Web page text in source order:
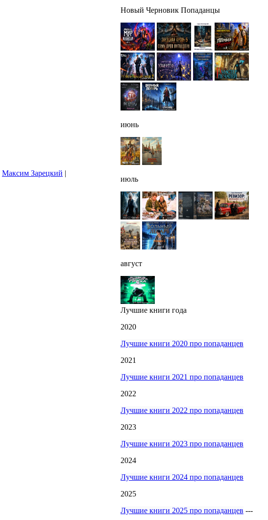
Максим Зарецкий |
Новый Черновик Попаданцы
июнь
июль
август
Лучшие книги года
2020
Лучшие книги 2020 про попаданцев
2021
Лучшие книги 2021 про попаданцев
2022
Лучшие книги 2022 про попаданцев
2023
Лучшие книги 2023 про попаданцев
2024
Лучшие книги 2024 про попаданцев
2025
Лучшие книги 2025 про попаданцев ---